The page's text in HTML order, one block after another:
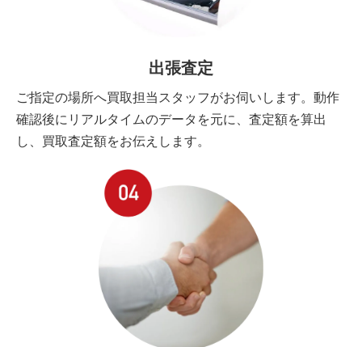
出張査定
ご指定の場所へ買取担当スタッフがお伺いします。動作
確認後にリアルタイムのデータを元に、査定額を算出
し、買取査定額をお伝えします。